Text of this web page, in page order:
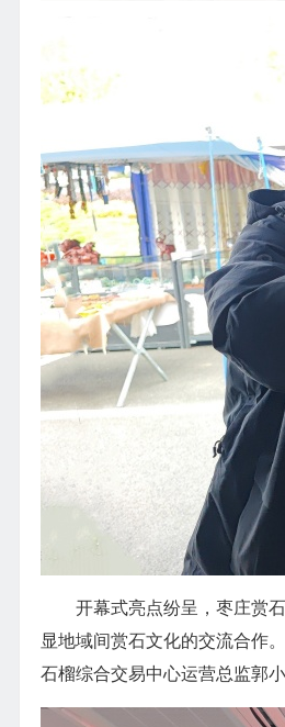
开幕式亮点纷呈，枣庄赏
显地域间赏石文化的交流合作
石榴综合交易中心运营总监郭